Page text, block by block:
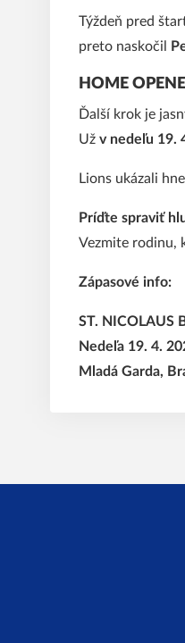
Týždeň pred
preto naskočil
HOME
Ďalší krok je
Už v nedeľu 19.
Lions ukázali
Príďte spraviť
Vezmite rodinu,
Zápasové info:
ST. NICOLAUS
Nedeľa 19. 4.
Mladá Garda,